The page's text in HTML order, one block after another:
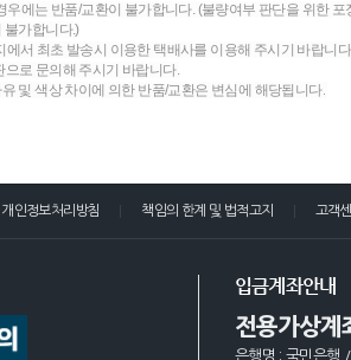
에는 반품/교환이 불가합니다. (불량여부 판단을 위한
가합니다.)
에서 최초 발송시 이용한 택배사를 이용해 주시기 바랍니
로 문의해 주시기 바랍니다.
및 색상 차이에 의한 반품/교환은 변심에 해당됩니다.
개인정보처리방침 책임의 한계 및 법적고지 고객
입금계좌안내
전용가상계
은행명 : 국민은행